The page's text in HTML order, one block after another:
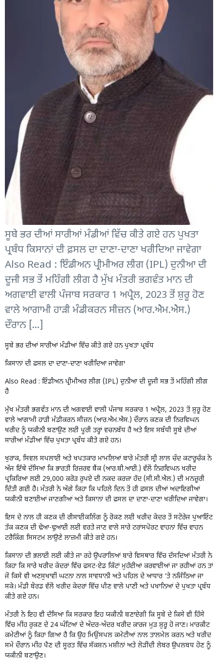
ਸੂਬੇ ਭਰ ਦੀਆਂ ਸਾਰੀਆਂ ਮੰਡੀਆਂ ਵਿੱਚ ਕੀਤੇ ਗਏ ਹਨ ਪੁਖਤਾ
ਪ੍ਰਬੰਧ ਕਿਸਾਨਾਂ ਦੀ ਫ਼ਸਲ ਦਾ ਦਾਣਾ-ਦਾਣਾ ਖਰੀਦਿਆ ਜਾਵੇਗਾ
Also Read : ਇੰਡੀਅਨ ਪ੍ਰੀਮੀਅਰ ਲੀਗ (IPL) ਦੁਨੀਆ ਦੀ
ਦੂਜੀ ਸਭ ਤੋਂ ਮਹਿੰਗੀ ਲੀਗ ਹੈ ਮੁੱਖ ਮੰਤਰੀ ਭਗਵੰਤ ਮਾਨ ਦੀ
ਅਗਵਾਈ ਵਾਲੀ ਪੰਜਾਬ ਸਰਕਾਰ 1 ਅਪ੍ਰੈਲ, 2023 ਤੋਂ ਸ਼ੁਰੂ ਹੋਣ
ਵਾਲੇ ਆਗਾਮੀ ਹਾੜੀ ਮੰਡੀਕਰਨ ਸੀਜ਼ਨ (ਆਰ.ਐਮ.ਐਸ.)
ਦੌਰਾਨ […]
ਸੂਬੇ ਭਰ ਦੀਆਂ ਸਾਰੀਆਂ ਮੰਡੀਆਂ ਵਿੱਚ ਕੀਤੇ ਗਏ ਹਨ ਪੁਖਤਾ ਪ੍ਰਬੰਧ
ਕਿਸਾਨਾਂ ਦੀ ਫ਼ਸਲ ਦਾ ਦਾਣਾ-ਦਾਣਾ ਖਰੀਦਿਆ ਜਾਵੇਗਾ
Also Read : ਇੰਡੀਅਨ ਪ੍ਰੀਮੀਅਰ ਲੀਗ (IPL) ਦੁਨੀਆ ਦੀ ਦੂਜੀ ਸਭ ਤੋਂ ਮਹਿੰਗੀ ਲੀਗ
ਹੈ
ਮੁੱਖ ਮੰਤਰੀ ਭਗਵੰਤ ਮਾਨ ਦੀ ਅਗਵਾਈ ਵਾਲੀ ਪੰਜਾਬ ਸਰਕਾਰ 1 ਅਪ੍ਰੈਲ, 2023 ਤੋਂ ਸ਼ੁਰੂ ਹੋਣ
ਵਾਲੇ ਆਗਾਮੀ ਹਾੜੀ ਮੰਡੀਕਰਨ ਸੀਜ਼ਨ (ਆਰ.ਐਮ.ਐਸ.) ਦੌਰਾਨ ਕਣਕ ਦੀ ਨਿਰਵਿਘਨ
ਖਰੀਦ ਨੂੰ ਯਕੀਨੀ ਬਣਾਉਣ ਲਈ ਪੂਰੀ ਤਰ੍ਹਾਂ ਵਚਨਬੱਧ ਹੈ ਅਤੇ ਇਸ ਸਬੰਧੀ ਸੂਬੇ ਦੀਆਂ
ਸਾਰੀਆਂ ਮੰਡੀਆਂ ਵਿੱਚ ਪੁਖਤਾ ਪ੍ਰਬੰਧ ਕੀਤੇ ਗਏ ਹਨ।
ਖੁਰਾਕ, ਸਿਵਲ ਸਪਲਾਈ ਅਤੇ ਖਪਤਕਾਰ ਮਾਮਲਿਆਂ ਬਾਰੇ ਮੰਤਰੀ ਸ੍ਰੀ ਲਾਲ ਚੰਦ ਕਟਾਰੂਚੱਕ ਨੇ
ਅੱਜ ਇੱਥੇ ਦੱਸਿਆ ਕਿ ਭਾਰਤੀ ਰਿਜ਼ਰਵ ਬੈਂਕ (ਆਰ.ਬੀ.ਆਈ.) ਵੱਲੋਂ ਨਿਰਵਿਘਨ ਖਰੀਦ
ਪ੍ਰਕਿਰਿਆ ਲਈ 29,000 ਕਰੋੜ ਰੁਪਏ ਦੀ ਨਕਦ ਕਰਜ਼ਾ ਹੱਦ (ਸੀ.ਸੀ.ਐਲ.) ਦੀ ਮਨਜ਼ੂਰੀ
ਦਿੱਤੀ ਗਈ ਹੈ। ਮੰਤਰੀ ਨੇ ਅੱਗੇ ਕਿਹਾ ਕਿ ਪਹਿਲੇ ਦਿਨ ਤੋਂ ਹੀ ਫ਼ਸਲ ਦੀਆਂ ਅਦਾਇਗੀਆਂ
ਯਕੀਨੀ ਬਣਾਈਆਂ ਜਾਣਗੀਆਂ ਅਤੇ ਕਿਸਾਨਾਂ ਦੀ ਫ਼ਸਲ ਦਾ ਦਾਣਾ-ਦਾਣਾ ਖਰੀਦਿਆ ਜਾਵੇਗਾ।
ਇਸ ਦੇ ਨਾਲ ਹੀ ਕਣਕ ਦੀ ਰੀਸਾਈਕਲਿੰਗ ਨੂੰ ਰੋਕਣ ਲਈ ਖਰੀਦ ਕੇਂਦਰ ਤੋਂ ਸਟੋਰੇਜ ਪੁਆਇੰਟ
ਤੱਕ ਕਣਕ ਦੀ ਢੋਆ-ਢੁਆਈ ਲਈ ਵਰਤੇ ਜਾਣ ਵਾਲੇ ਸਾਰੇ ਟਰਾਂਸਪੋਰਟ ਵਾਹਨਾਂ ਵਿੱਚ ਵਾਹਨ
ਟਰੈਕਿੰਗ ਸਿਸਟਮ ਲਾਉਣੇ ਲਾਜ਼ਮੀ ਕੀਤੇ ਗਏ ਹਨ।
ਕਿਸਾਨਾਂ ਦੀ ਭਲਾਈ ਲਈ ਕੀਤੇ ਜਾ ਰਹੇ ਉਪਰਾਲਿਆਂ ਬਾਰੇ ਵਿਸਥਾਰ ਵਿੱਚ ਦੱਸਦਿਆਂ ਮੰਤਰੀ ਨੇ
ਕਿਹਾ ਕਿ ਸਾਰੇ ਖਰੀਦ ਕੇਂਦਰਾਂ ਵਿੱਚ ਫਸਟ-ਏਡ ਕਿੱਟਾਂ ਮੁਹੱਈਆ ਕਰਵਾਈਆਂ ਜਾ ਰਹੀਆਂ ਹਨ ਤਾਂ
ਜੋ ਕਿਸੇ ਵੀ ਅਣਸੁਖਾਵੀਂ ਘਟਨਾ ਨਾਲ ਸਾਵਧਾਨੀ ਅਤੇ ਪਹਿਲ ਦੇ ਆਧਾਰ ‘ਤੇ ਨਜਿੱਠਿਆ ਜਾ
ਸਕੇ। ਮੰਡੀ ਬੋਰਡ ਵੱਲੋਂ ਖਰੀਦ ਕੇਂਦਰਾਂ ਵਿੱਚ ਪੀਣ ਵਾਲੇ ਪਾਣੀ ਅਤੇ ਪਖਾਨਿਆਂ ਦੇ ਪੁਖਤਾ ਪ੍ਰਬੰਧ
ਕੀਤੇ ਗਏ ਹਨ।
ਮੰਤਰੀ ਨੇ ਇਹ ਵੀ ਦੱਸਿਆ ਕਿ ਸਰਕਾਰ ਇਹ ਯਕੀਨੀ ਬਣਾਏਗੀ ਕਿ ਸੂਬੇ ਦੇ ਕਿਸੇ ਵੀ ਹਿੱਸੇ
ਵਿੱਚ ਮੀਂਹ ਰੁਕਣ ਦੇ 24 ਘੰਟਿਆਂ ਦੇ ਅੰਦਰ-ਅੰਦਰ ਖਰੀਦ ਕਾਰਜ ਮੁੜ ਸ਼ੁਰੂ ਹੋ ਜਾਣ। ਮਾਰਕੀਟ
ਕਮੇਟੀਆਂ ਨੂੰ ਕਿਹਾ ਗਿਆ ਹੈ ਕਿ ਉਹ ਮਿਉਂਸਪਲ ਕਮੇਟੀਆਂ ਨਾਲ ਤਾਲਮੇਲ ਕਰਨ ਅਤੇ ਖਰੀਦ
ਸਮੇਂ ਦੌਰਾਨ ਮੀਂਹ ਪੈਣ ਦੀ ਸੂਰਤ ਵਿੱਚ ਸੱਕਸ਼ਨ ਮਸ਼ੀਨਾਂ ਅਤੇ ਲੋੜੀਂਦੀ ਲੇਬਰ ਉਪਲਬਧ ਹੋਣ ਨੂੰ
ਯਕੀਨੀ ਬਣਾਉਣ।